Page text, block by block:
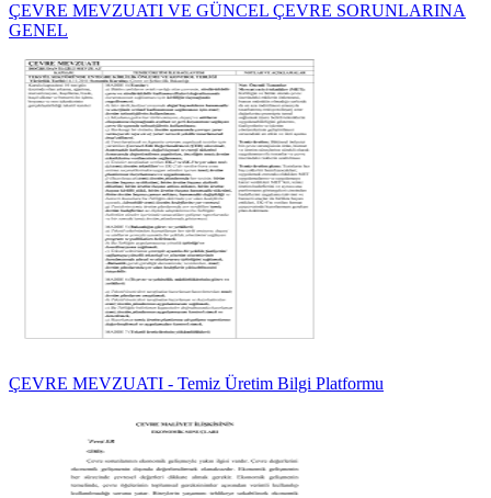
ÇEVRE MEVZUATI VE GÜNCEL ÇEVRE SORUNLARINA
GENEL
ÇEVRE MEVZUATI - Temiz Üretim Bilgi Platformu